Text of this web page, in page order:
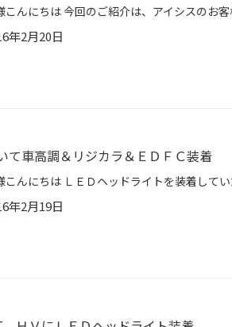
年2月20日
て車高調＆リジカラ＆ＥＤＦＣ装着
年2月19日